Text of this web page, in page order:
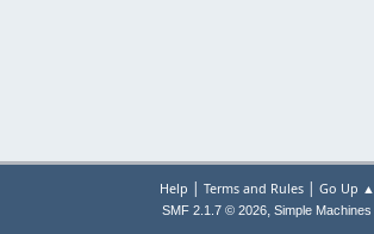
Help | Terms and Rules| Go Up ▲
SMF 2.1.7 © 2026, Simple Machines